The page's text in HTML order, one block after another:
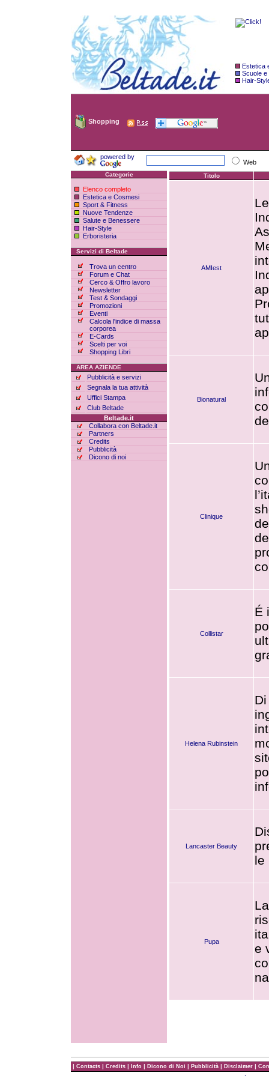
Estetica
Scuole e
Hair-
Shopping
powered by
Web
Categorie
Elenco completo
Estetica e Cosmesi
Sport & Fitness
Nuove Tendenze
Salute e Benessere
Hair-Style
Erboristeria
Servizi di Beltade
Trova un centro
Forum e Chat
Cerco & Offro lavoro
Newsletter
Test & Sondaggi
Promozioni
Eventi
Calcola l'indice di massa
corporea
E-Cards
Scelti per voi
Shopping Libri
AREA AZIENDE
Pubblicità e servizi
Segnala la tua attività
Uffici Stampa
Club Beltade
Beltade.it
Collabora con Beltade.it
Partners
Credits
Pubblicità
Dicono di noi
Titolo
AMIest
Bionatural
Clinique
Collistar
É
Helena Rubinstein
Lancaster Beauty
le
Pupa
e
| Contacts | Credits | Info | Dicono di Noi | Pubblicità | Disclaimer |